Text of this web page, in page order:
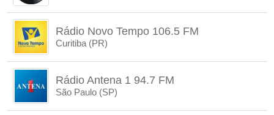
Rádio Novo Tempo 106.5 FM
Curitiba (PR)
Rádio Antena 1 94.7 FM
São Paulo (SP)